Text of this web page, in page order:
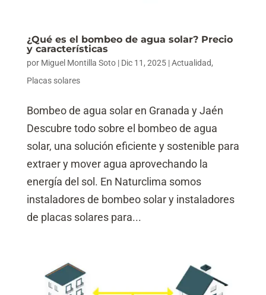
¿Qué es el bombeo de agua solar? Precio
y características
por Miguel Montilla Soto| Dic 11, 2025|Actualidad,
Placas solares
Bombeo de agua solar en Granada y Jaén
Descubre todo sobre el bombeo de agua
solar, una solución eficiente y sostenible para
extraer y mover agua aprovechando la
energía del sol. En Naturclima somos
instaladores de bombeo solar y instaladores
de placas solares para...